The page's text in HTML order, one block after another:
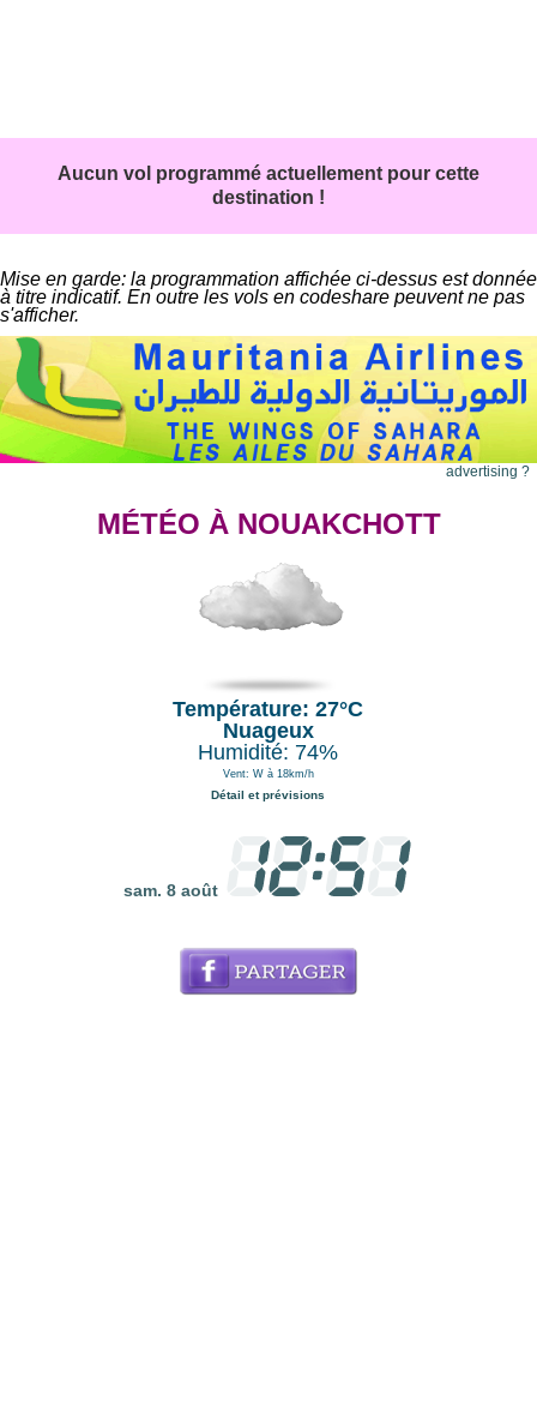
Aucun vol programmé actuellement pour cette
destination !
Mise en garde: la programmation affichée ci-dessus est donnée
à titre indicatif. En outre les vols en codeshare peuvent ne pas
s'afficher.
advertising ?
MÉTÉO À NOUAKCHOTT
Température: 27°C
Nuageux
Humidité: 74%
Vent: W à 18km/h
Détail et prévisions
sam. 8 août